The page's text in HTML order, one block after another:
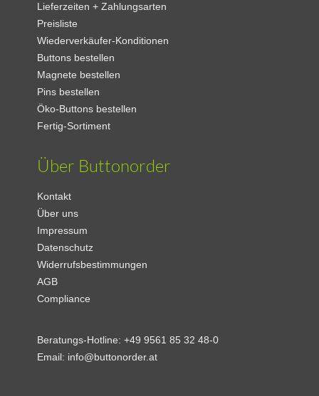
Lieferzeiten + Zahlungsarten
Preisliste
Wiederverkäufer-Konditionen
Buttons bestellen
Magnete bestellen
Pins bestellen
Öko-Buttons bestellen
Fertig-Sortiment
Über Buttonorder
Kontakt
Über uns
Impressum
Datenschutz
Widerrufsbestimmungen
AGB
Compliance
Beratungs-Hotline:+49 9561 85 32 48-0
Email: info@buttonorder.at